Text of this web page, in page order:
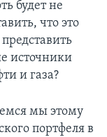
будет не
что это
источники
и газа?
мы этому
портфеля в